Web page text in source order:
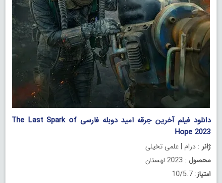
دانلود فیلم آخرین جرقه امید دوبله فارسی The Last Spark of
Hope 2023
ژانر : درام | علمی تخیلی
محصول : 2023 لهستان
امتیاز: 10/5.7